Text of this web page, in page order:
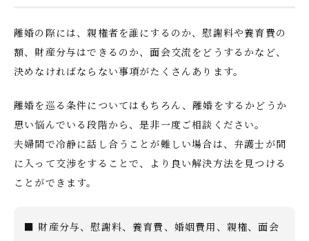
離婚の際には、親権者を誰にするのか、慰謝料や養育費の
額、財産分与はできるのか、面会交流をどうするかなど、
決めなければならない事項がたくさんあります。
離婚を巡る条件についてはもちろん、離婚をするかどうか
思い悩んでいる段階から、是非一度ご相談ください。
夫婦間で冷静に話し合うことが難しい場合は、弁護士が間
に入って交渉をすることで、より良い解決方法を見つける
ことができます。
■ 財産分与、慰謝料、養育費、婚姻費用、親権、面会